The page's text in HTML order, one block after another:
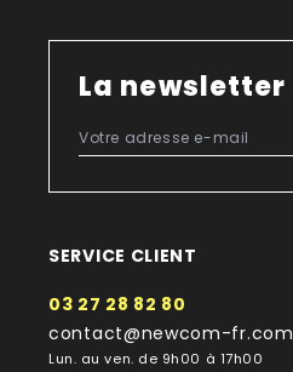
La newsletter
SERVICE CLIENT
03 27 28 82 80
contact@newcom-fr.com
Lun. au ven. de 9h00 à 17h00